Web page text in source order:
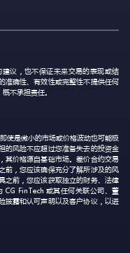
议，也不保证未来交易的表现或结
准确性、有效性或完整性不提供任何
不承担责任。
使是微小的市场或价格波动也可能极
的风险不应超过您准备失去的投资金
其价格源自基础市场。差价合约交易
前，您应该确保充分了解所涉及的风
之前，您应该获取独立的财务、法律
CG FinTech 或其任何关联公司、董
披露和认可声明以及客户协议，以进